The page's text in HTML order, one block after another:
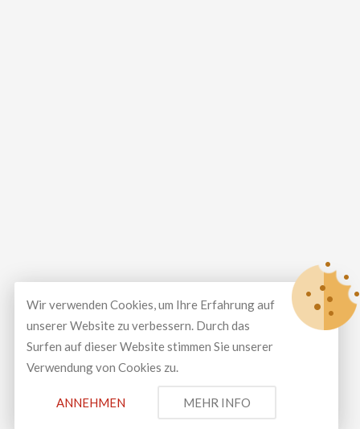
Wir verwenden Cookies, um Ihre Erfahrung auf
unserer Website zu verbessern. Durch das
Surfen auf dieser Website stimmen Sie unserer
Verwendung von Cookies zu.
ANNEHMEN MEHR INFO